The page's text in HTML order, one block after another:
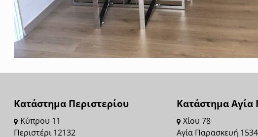
Κατάστημα Περιστερίου
Kύπρου 11
Περιστέρι 12132
Κατάστημα Αγία
Χίου 78
Αγία Παρασκευή